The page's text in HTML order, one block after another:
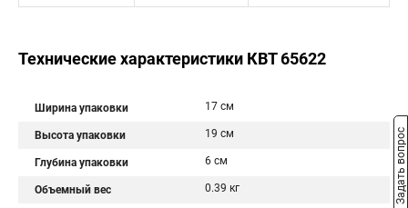
Технические характеристики КВТ 65622
Ширина упаковки 17 см
Высота упаковки 19 см
Глубина упаковки 6 см
Объемный вес 0.39 кг Задать вопрос